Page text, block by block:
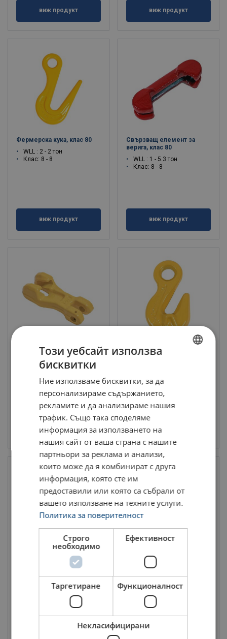
виж продукт виж продукт
Фермерска кука, клас 80
WLL : 2 - 2 тон
Клас: 8 - 8
виж продукт
Свързващ елемент за
верига, клас 80
WLL : 1 - 5.3 тон
Клас: 8 - 8
виж продукт
Свързващ елемент за
верига, фиксиран, клас 80
WLL : 1.12 - 8 тон
виж продукт
Скъсяващи куки, клас 80
виж продукт
Скъсяващи куки за верига,
WLL : 2 - 12.5 тон
Клас: 8 - 8
Двойна халка за сапани с 3
и 4 клона, клас 80
WLL : 2.36 - 67 тон
Клас: 8 - 8
ENGLISH TRANSLATION
Този уебсайт използва
бисквитки
Ние използваме бисквитки, за да
персонализираме съдържанието,
рекламите и да анализираме нашия
трафик. Също така споделяме
информация за използването на
нашия сайт от ваша страна с нашите
партньори за реклама и анализи,
които може да я комбинират с друга
информация, която сте им
предоставили или която са събрали от
вашето използване на техните услуги.
Политика за поверителност
Строго
необходимо
Ефективност
Таргетиране Функционалност
Некласифицирани